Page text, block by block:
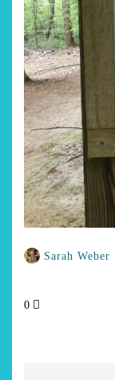
Sarah Weber
0